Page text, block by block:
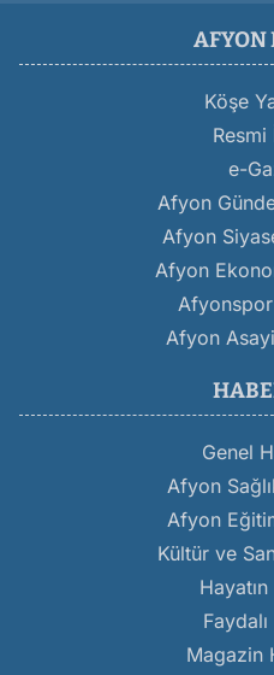
AFYON
Köşe
Resmi
e-
Afyon
Afyon
Afyon
Afyon
Genel
Afyon
Afyon
Kültür ve
Magazin